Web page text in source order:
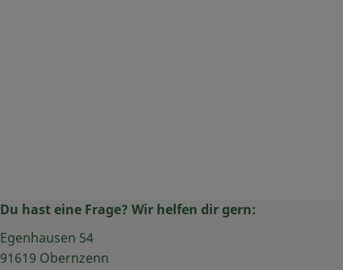
Du hast eine Frage? Wir helfen dir gern:
Egenhausen 54
91619 Obernzenn